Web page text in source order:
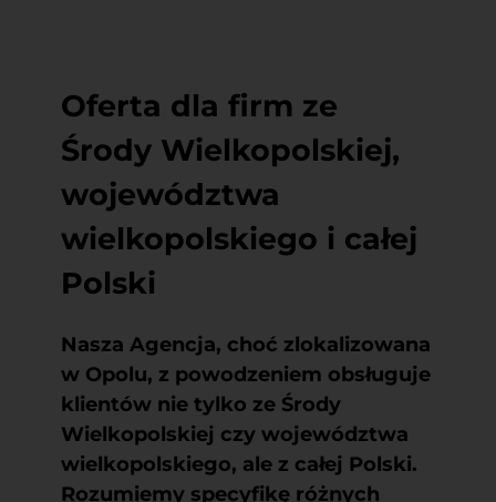
Oferta dla firm ze
Środy Wielkopolskiej,
województwa
wielkopolskiego i całej
Polski
Nasza Agencja, choć zlokalizowana
w Opolu, z powodzeniem obsługuje
klientów nie tylko ze Środy
Wielkopolskiej czy województwa
wielkopolskiego, ale z całej Polski.
Rozumiemy specyfikę różnych